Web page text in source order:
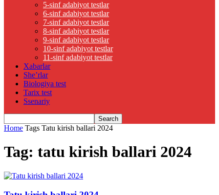
5-sinf adabiyot testlar
6-sinf adabiyot testlar
7-sinf adabiyot testlar
8-sinf adabiyot testlar
9-sinf adabiyot testlar
10-sinf adabiyot testlar
11-sinf adabiyot testlar
Xabarlar
She’rlar
Biologiya test
Tarix test
Ssenariy
Home Tags Tatu kirish ballari 2024
Tag: tatu kirish ballari 2024